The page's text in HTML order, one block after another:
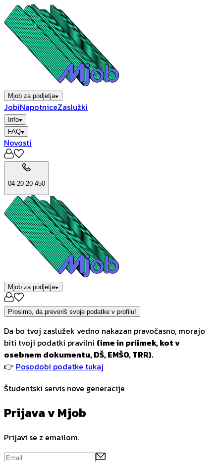
Mjob za podjetja
JobiNapotniceZaslužki
Info
FAQ
Novosti
04 20 20 450
Mjob za podjetja
Prosimo, da preveriš svoje podatke v profilu!
Da bo tvoj zaslužek vedno nakazan pravočasno, morajo
biti tvoji podatki pravilni (ime in priimek, kot v
osebnem dokumentu, DŠ, EMŠO, TRR).
👉 Posodobi podatke tukaj
Študentski servis nove generacije
Prijava v Mjob
Prijavi se z emailom.